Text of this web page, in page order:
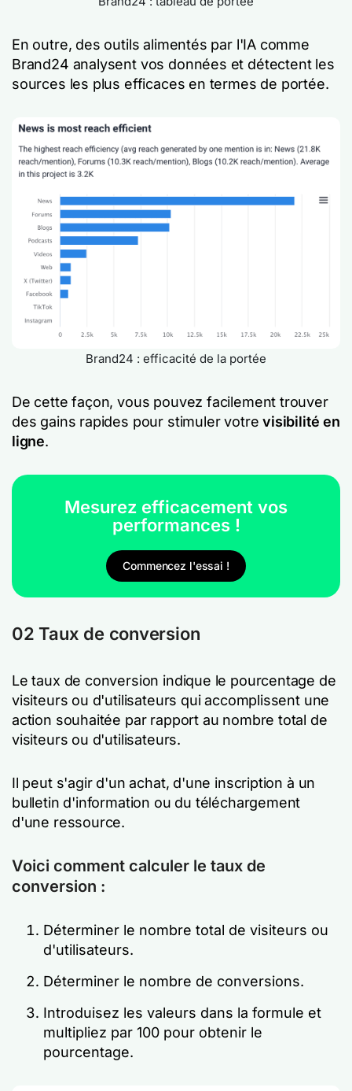
En outre, des outils alimentés par l'IA comme
Brand24 analysent vos données et détectent les
sources les plus efficaces en termes de portée.
Brand24 : efficacité de la portée
De cette façon, vous pouvez facilement trouver
des gains rapides pour stimuler votrevisibilité en
ligne.
Mesurez efficacement vos
performances !
Commencez l'essai !
02 Taux de conversion
Le taux de conversion indique le pourcentage de
visiteurs ou d'utilisateurs qui accomplissent une
action souhaitée par rapport au nombre total de
visiteurs ou d'utilisateurs.
Il peut s'agir d'un achat, d'une inscription à un
bulletin d'information ou du téléchargement
d'une ressource.
Voici comment calculer le taux de
conversion :
Déterminer le nombre total de visiteurs ou
d'utilisateurs.
Déterminer le nombre de conversions.
Introduisez les valeurs dans la formule et
multipliez par 100 pour obtenir le
pourcentage.